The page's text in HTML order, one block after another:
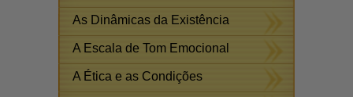
As Dinâmicas da Existência
A Escala de Tom Emocional
A Ética e as Condições